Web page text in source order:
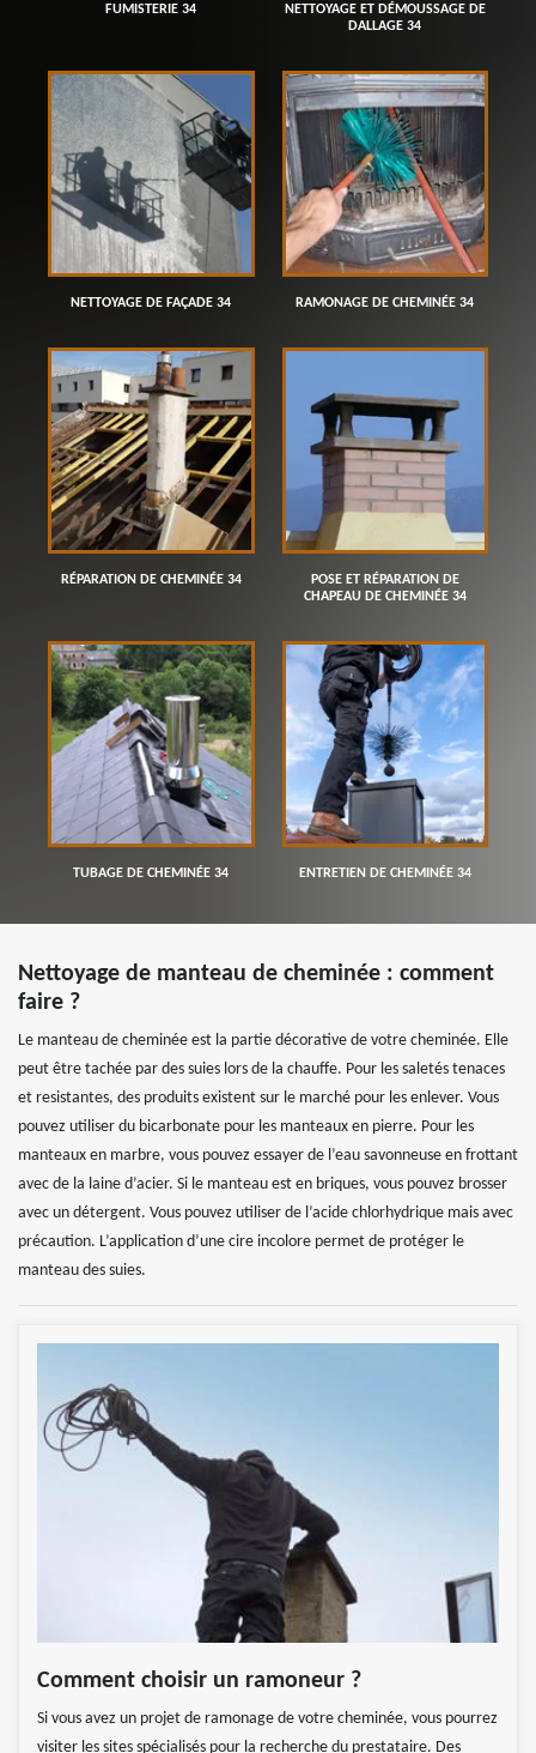
FUMISTERIE 34
NETTOYAGE ET DÉMOUSSAGE DE
DALLAGE 34
NETTOYAGE DE FAÇADE 34 RAMONAGE DE CHEMINÉE 34
RÉPARATION DE CHEMINÉE 34
POSE ET RÉPARATION DE
CHAPEAU DE CHEMINÉE 34
TUBAGE DE CHEMINÉE 34 ENTRETIEN DE CHEMINÉE 34
Nettoyage de manteau de cheminée : comment
faire ?
Le manteau de cheminée est la partie décorative de votre cheminée. Elle
peut être tachée par des suies lors de la chauffe. Pour les saletés tenaces
et resistantes, des produits existent sur le marché pour les enlever. Vous
pouvez utiliser du bicarbonate pour les manteaux en pierre. Pour les
manteaux en marbre, vous pouvez essayer de l’eau savonneuse en frottant
avec de la laine d’acier. Si le manteau est en briques, vous pouvez brosser
avec un détergent. Vous pouvez utiliser de l’acide chlorhydrique mais avec
précaution. L’application d’une cire incolore permet de protéger le
manteau des suies.
Comment choisir un ramoneur ?
Si vous avez un projet de ramonage de votre cheminée, vous pourrez
visiter les sites spécialisés pour la recherche du prestataire. Des